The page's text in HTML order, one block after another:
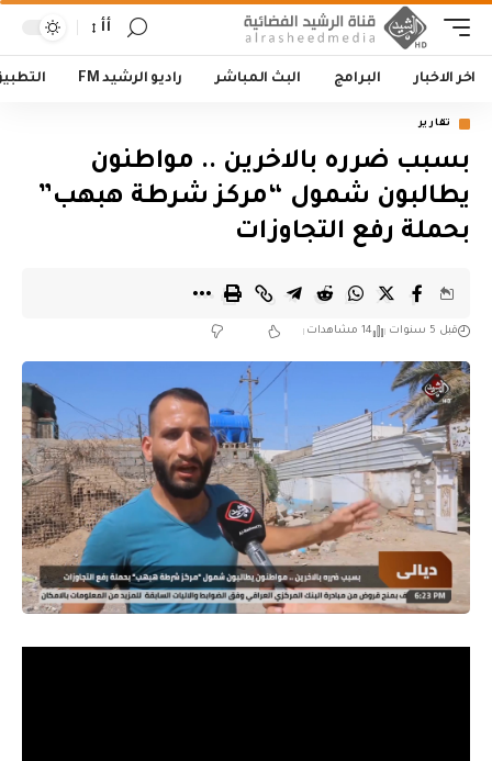
أأ
اخر الاخبار البرامج البث المباشر راديو الرشيد FM
تقارير
بسبب ضرره بالاخرين .. مواطنون
يطالبون شمول “مركز شرطة هبهب”
بحملة رفع التجاوزات
قبل 5 سنوات 14 مشاهدات